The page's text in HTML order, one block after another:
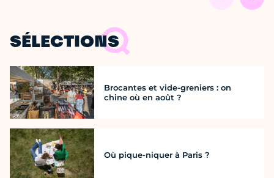
SÉLECTIONS
Brocantes et vide-greniers : on
chine où en août ?
Où pique-niquer à Paris ?